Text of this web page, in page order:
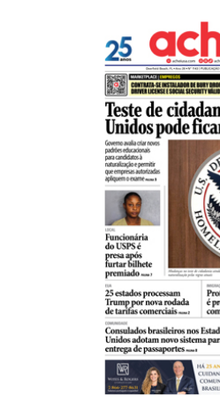
Criminosos usam
06/08/2026